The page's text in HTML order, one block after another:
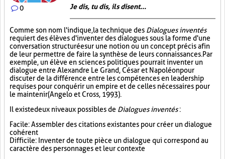
0 Je dis, tu dis, ils disent...
Comme son nom l'indique, la technique des Dialogues inventés
requiert des élèves d'inventer des dialogues sous la forme d'une
conversation structurée sur une notion ou un concept précis afin
de leur permettre de faire la synthèse de leurs connaissances. Par
exemple, un élève en sciences politiques pourrait inventer un
dialogue entre Alexandre Le Grand, César et Napoléon pour
discuter de la différence entre les compétences en leadership
requises pour conquérir un empire et de celles nécessaires pour
le maintenir (Angelo et Cross, 1993).
Il existe deux niveaux possibles de Dialogues inventés:
Facile : Assembler des citations existantes pour créer un dialogue
cohérent
Difficile : Inventer de toute pièce un dialogue qui correspond au
caractère des personnages et leur contexte